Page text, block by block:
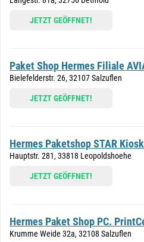
JETZT GEÖFFNET!
Paket Shop Hermes Filiale
Bielefelderstr. 26, 32107 Salzuflen
JETZT GEÖFFNET!
Hermes Paketshop STAR Kiosk
Hauptstr. 281, 33818 Leopoldshoehe
JETZT GEÖFFNET!
Hermes Paket Shop PC.
Krumme Weide 32a, 32108 Salzuflen